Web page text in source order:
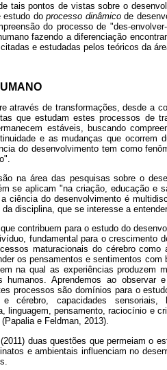
tais pontos de vistas sobre o
estudo doprocesso dinâmicode
do processo de "des-
fazendo a diferenciação
e estudadas pelos teóricos da
através de transformações, desde a
que estudam estes processos de
estáveis, buscando
e as mudanças que ocorrem
do desenvolvimento tem como
na área das pesquisas sobre o
se aplicam "na criação, educação e
ciência do desenvolvimento é
disciplina, que se interesse a
contribuem para o estudo do
fundamental para o crescimento
maturacionais do cérebro
os pensamentos e sentimentos
na qual as experiências produzem
humanos. Aprendemos ao
processos são domínios para o
cérebro, capacidades sensoriais,
linguagem, pensamento, raciocínio e
e Feldman, 2013).
duas questões que permeiam o
e ambientais influenciam no